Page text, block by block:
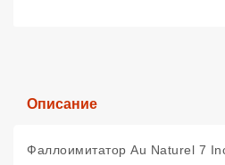
Описание
Фаллоимитатор Au Naturel 7